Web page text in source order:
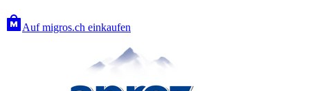
Auf migros.ch einkaufen